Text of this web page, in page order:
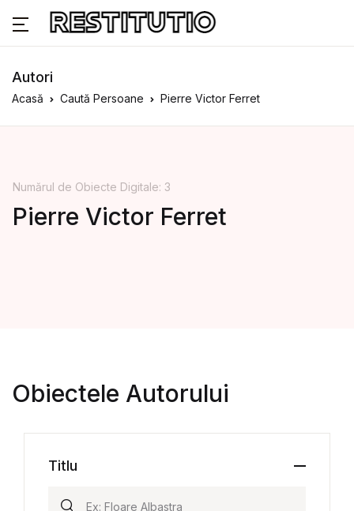
Autori
Acasă Caută Persoane Pierre Victor Ferret
Numărul de Obiecte Digitale: 3
Pierre Victor Ferret
Obiectele Autorului
Titlu